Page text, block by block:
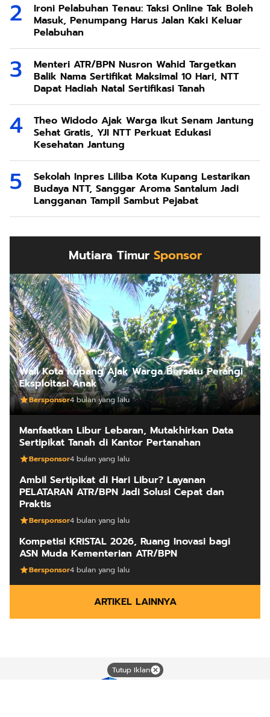
Ironi Pelabuhan Tenau: Taksi Online Tak Boleh
Masuk, Penumpang Harus Jalan Kaki Keluar
Pelabuhan
Menteri ATR/BPN Nusron Wahid Targetkan
Balik Nama Sertifikat Maksimal 10 Hari, NTT
Dapat Hadiah Natal Sertifikasi Tanah
Theo Widodo Ajak Warga Ikut Senam Jantung
Sehat Gratis, YJI NTT Perkuat Edukasi
Kesehatan Jantung
Sekolah Inpres Liliba Kota Kupang Lestarikan
Budaya NTT, Sanggar Aroma Santalum Jadi
Langganan Tampil Sambut Pejabat
Mutiara Timur Sponsor
Wali Kota Kupang Ajak Warga Bersatu Perangi
Eksploitasi Anak
Bersponsor4 bulan yang lalu
Manfaatkan Libur Lebaran, Mutakhirkan Data
Sertipikat Tanah di Kantor Pertanahan
Bersponsor4 bulan yang lalu
Ambil Sertipikat di Hari Libur? Layanan
PELATARAN ATR/BPN Jadi Solusi Cepat dan
Praktis
Bersponsor4 bulan yang lalu
Kompetisi KRISTAL 2026, Ruang Inovasi bagi
ASN Muda Kementerian ATR/BPN
Bersponsor4 bulan yang lalu
ARTIKEL LAINNYA
Tutup Iklan